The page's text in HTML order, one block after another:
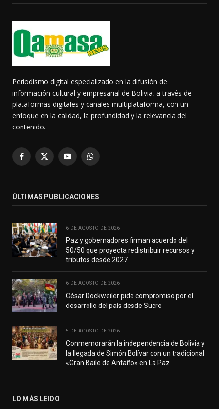
Periodismo digital especializado en la difusión de
información cultural y empresarial de Bolivia, a través de
plataformas digitales y canales multiplataforma, con un
enfoque en la calidad, la profundidad y la relevancia del
contenido.
Facebook
X
YouTubeWhatsApp
ÚLTIMAS PUBLICACIONES
6 DE AGOSTO DE 2026
Paz y gobernadores firman acuerdo del
50/50 que proyecta redistribuir recursos y
tributos desde 2027
6 DE AGOSTO DE 2026
César Dockweiler pide compromiso por el
desarrollo del país desde Sucre
5 DE AGOSTO DE 2026
Conmemorarán la independencia de Bolivia y
la llegada de Simón Bolívar con un tradicional
«Gran Baile de Antaño» en La Paz
LO MÁS LEIDO